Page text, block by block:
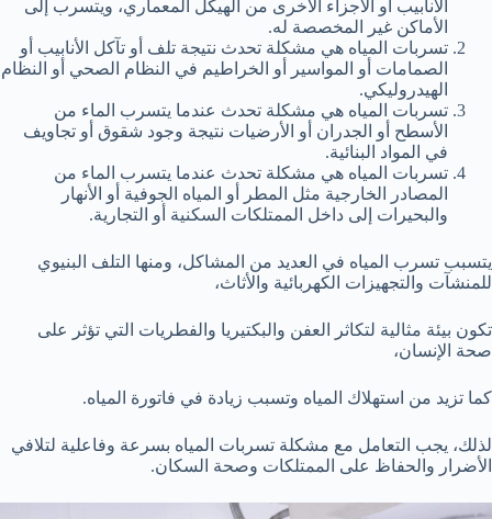
الأنابيب أو الأجزاء الأخرى من الهيكل المعماري، ويتسرب إلى
الأماكن غير المخصصة له.
تسربات المياه هي مشكلة تحدث نتيجة تلف أو تآكل الأنابيب أو
الصمامات أو المواسير أو الخراطيم في النظام الصحي أو النظام
الهيدروليكي.
تسربات المياه هي مشكلة تحدث عندما يتسرب الماء من
الأسطح أو الجدران أو الأرضيات نتيجة وجود شقوق أو تجاويف
في المواد البنائية.
تسربات المياه هي مشكلة تحدث عندما يتسرب الماء من
المصادر الخارجية مثل المطر أو المياه الجوفية أو الأنهار
والبحيرات إلى داخل الممتلكات السكنية أو التجارية.
يتسبب تسرب المياه في العديد من المشاكل، ومنها التلف البنيوي
للمنشآت والتجهيزات الكهربائية والأثاث،
تكون بيئة مثالية لتكاثر العفن والبكتيريا والفطريات التي تؤثر على
صحة الإنسان،
كما تزيد من استهلاك المياه وتسبب زيادة في فاتورة المياه.
لذلك، يجب التعامل مع مشكلة تسربات المياه بسرعة وفاعلية لتلافي
الأضرار والحفاظ على الممتلكات وصحة السكان.